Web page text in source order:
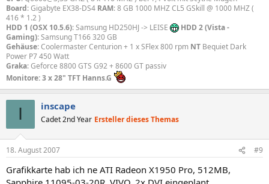
Board: Gigabyte EX38-DS4 RAM: 8 GB 1000 MHZ CL5 GSkill @ 1000 MHZ (
416 * 1.2 )
HDD 1 (OSX 10.5.6): Samsung HD250HJ -> LEISE
HDD 2 (Vista -
Gaming): Samsung T166 320 GB
Gehäuse: Coolermaster Centurion + 1 x SFlex 800 rpm NT Bequiet Dark
Power P7 450 Watt
Graka: Geforce 8800 GTS G92 + 8600 GT passiv
Monitore: 3 x 28" TFT Hanns.G
I inscape
Cadet 2nd Year Ersteller dieses Themas
18. August 2007 #9
Grafikkarte hab ich ne ATI Radeon X1950 Pro, 512MB,